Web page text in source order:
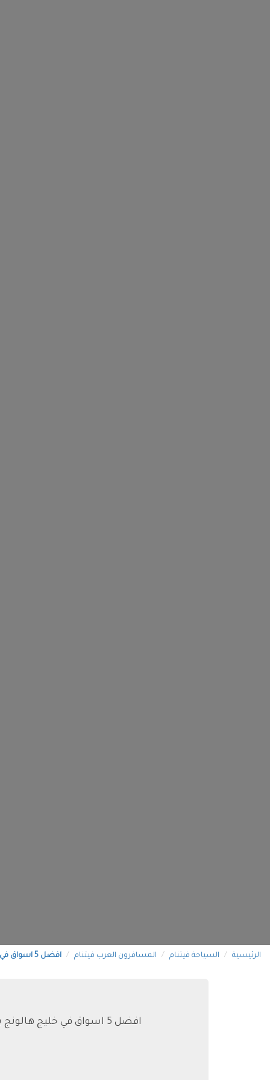
الرئيسية السياحة فيتنام المسافرون العرب فيتنام افضل 5 اسواق في خليج هالونج باي
افضل 5 اسواق في خليج هالونج باي خليج هالونج باي في فيتنام هو واحدة من أجمل الوجهات السياحية في العالم وأحد مواقع الت